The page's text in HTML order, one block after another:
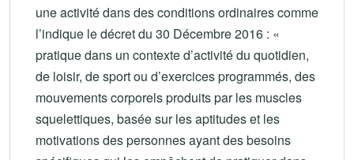
une activité dans des conditions ordinaires comme
l’indique le décret du 30 Décembre 2016 : «
pratique dans un contexte d’activité du quotidien,
de loisir, de sport ou d’exercices programmés, des
mouvements corporels produits par les muscles
squelettiques, basée sur les aptitudes et les
motivations des personnes ayant des besoins